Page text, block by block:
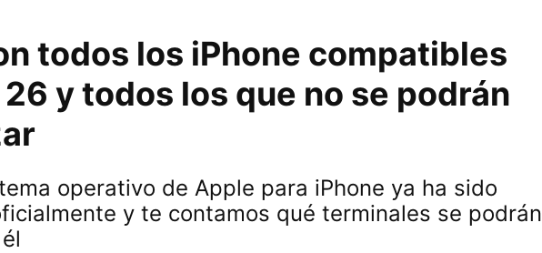
todos los iPhone compatibles
26 y todos los que no se podrán
operativo de Apple para iPhone ya ha sido
y te contamos qué terminales se podrán